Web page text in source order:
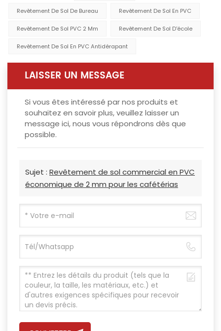
Revêtement De Sol De Bureau Revêtement De Sol En PVC
Revêtement De Sol PVC 2 Mm Revêtement De Sol D'école
Revêtement De Sol En PVC Antidérapant
LAISSER UN MESSAGE
Si vous êtes intéressé par nos produits et
souhaitez en savoir plus, veuillez laisser un
message ici, nous vous répondrons dès que
possible.
Sujet : Revêtement de sol commercial en PVC
économique de 2 mm pour les cafétérias